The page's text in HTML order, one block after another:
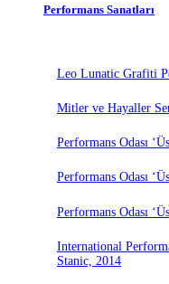
Performans Sanatları
Leo Lunatic Grafiti
Mitler ve Hayaller
Performans Odası
Performans Odası
Performans Odası
International
Stanic, 2014